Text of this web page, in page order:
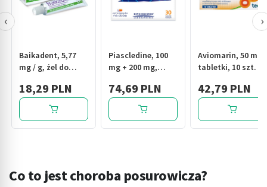
Baikadent, 5,77
mg / g, żel do
jamie ustnej, 15 g
18,29 PLN
Piascledine, 100
mg + 200 mg,
30 szt.
74,69 PLN
Aviomarin, 50 mg,
tabletki, 10 szt.
42,79 PLN
‹ ›
Co to jest choroba posurowicza?